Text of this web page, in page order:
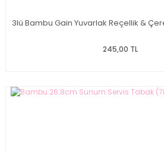
3lü Bambu Gain Yuvarlak Reçellik &
245,00 TL